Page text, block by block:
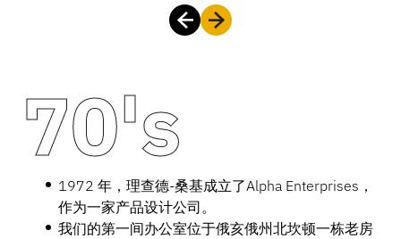
70's
1972 年，理查德-桑基成立了Alpha Enterprises，
作为一家产品设计公司。
我们的第一间办公室位于俄亥俄州北坎顿一栋老房
80's
1984 年Alpha 转型为一家产品营销公司，向全美
各地的唱片连锁店销售录音带安全包，向录像带出
租店销售录像带盒。
90's
1992 年Alpha 消费品公司成立，提供全套预录媒
体家庭存储产品和家庭办公配件。
1994Alpha 针对光盘包装的变化，还推出了一系列
00's
2000Alpha 推出安全挂钩，为高盗窃率的销售商品
提供安全保障。
2002Alpha 推出以 S3 Key 和安全产品系列为特色
10's
2010InVue 推出全系列零售安全产品，以保护陈
列的平板电脑。
2012 年InVue 推出智能锁（Smart Lock），这是
20's
2020InVue 推出了创新的NE360 移动支付系统。
NE360 ，零售商可以完全自由地将任何平板电脑或
移动设备、任何支付终端和任何操作系统结合起
70's
1972 年，理查德-桑基成立了Alpha Enterprises，
作为一家产品设计公司。
我们的第一间办公室位于俄亥俄州北坎顿一栋老房
80's
1984 年Alpha 转型为一家产品营销公司，向全美
各地的唱片连锁店销售录音带安全包，向录像带出
租店销售录像带盒。
90's
1992 年Alpha 消费品公司成立，提供全套预录媒
体家庭存储产品和家庭办公配件。
1994Alpha 针对光盘包装的变化，还推出了一系列
00's
2000Alpha 推出安全挂钩，为高盗窃率的销售商品
提供安全保障。
2002Alpha 推出以 S3 Key 和安全产品系列为特色
10's
2010InVue 推出全系列零售安全产品，以保护陈
列的平板电脑。
2012 年InVue 推出智能锁（Smart Lock），这是
20's
2020InVue 推出了创新的NE360 移动支付系统。
NE360 ，零售商可以完全自由地将任何平板电脑或
移动设备、任何支付终端和任何操作系统结合起
70's
1972 年，理查德-桑基成立了Alpha Enterprises，
作为一家产品设计公司。
我们的第一间办公室位于俄亥俄州北坎顿一栋老房
80's
1984 年Alpha 转型为一家产品营销公司，向全美
各地的唱片连锁店销售录音带安全包，向录像带出
租店销售录像带盒。
90's
1992 年Alpha 消费品公司成立，提供全套预录媒
体家庭存储产品和家庭办公配件。
1994Alpha 针对光盘包装的变化，还推出了一系列
00's
2000Alpha 推出安全挂钩，为高盗窃率的销售商品
提供安全保障。
2002Alpha 推出以 S3 Key 和安全产品系列为特色
10's
2010InVue 推出全系列零售安全产品，以保护陈
列的平板电脑。
2012 年InVue 推出智能锁（Smart Lock），这是
20's
2020InVue 推出了创新的NE360 移动支付系统。
NE360 ，零售商可以完全自由地将任何平板电脑或
移动设备、任何支付终端和任何操作系统结合起